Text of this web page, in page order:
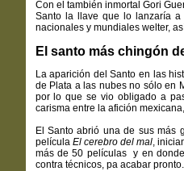
Con el también inmortal Gori
Santo la llave que lo lanzaría
nacionales y mundiales welter,
El santo más chingón
La aparición del Santo en las
de Plata a las nubes no sólo en
por lo que se vio obligado a
carisma entre la afición
El Santo abrió una de sus más
película El cerebro del mal,
más de 50 películas y en
contra técnicos, pa acabar pronto.